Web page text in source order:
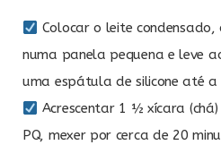
Colocar o leite
numa panela pequena e leve
uma espátula de silicone até
Acrescentar 1 ½ xícara (chá)
PQ, mexer por cerca de 20